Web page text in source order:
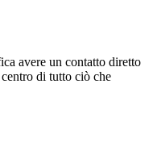
avere un contatto diretto
di tutto ciò che